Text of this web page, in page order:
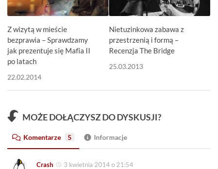
Z wizytą w mieście
bezprawia – Sprawdzamy
jak prezentuje się Mafia II
po latach
22.02.2014
Nietuzinkowa zabawa z
przestrzenią i formą –
Recenzja The Bridge
25.03.2013
MOŻE DOŁĄCZYSZ DO DYSKUSJI?
Komentarze 5 Informacje
Crash
3 kwietnia 2014 o 21:54